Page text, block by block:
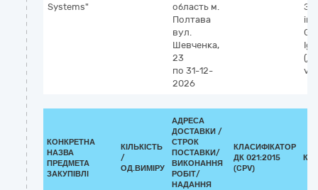
Systems"
область м.
Полтава
вул.
Шевченка,
23
по 31-12-
2026
G
КОНКРЕТНА
НАЗВА
ПРЕДМЕТА
ЗАКУПІВЛІ
КІЛЬКІСТЬ
/
ОД.ВИМІРУ
АДРЕСА
ДОСТАВКИ /
СТРОК
ПОСТАВКИ/
ВИКОНАННЯ
РОБІТ/
НАДАННЯ
КЛАСИФІКАТОР
ДК 021:2015
(CPV)